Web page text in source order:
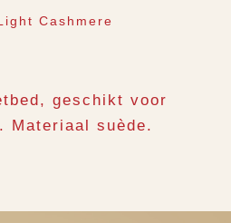
Cashmere
geschikt voor
Materiaal suède.